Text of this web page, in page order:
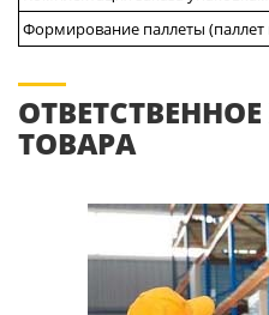
Формирование паллеты (паллет
ТОВАРА